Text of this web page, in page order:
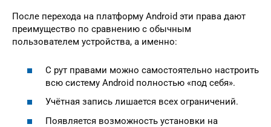
После перехода на платформу Android эти права дают
преимущество по сравнению с обычным
пользователем устройства, а именно:
С рут правами можно самостоятельно настроить
всю систему Android полностью «под себя».
Учётная запись лишается всех ограничений.
Появляется возможность установки на